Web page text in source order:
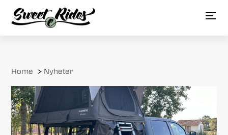
Home > Nyheter